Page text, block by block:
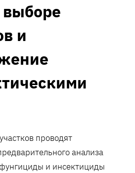
и
проводят
анализа
и инсектициды